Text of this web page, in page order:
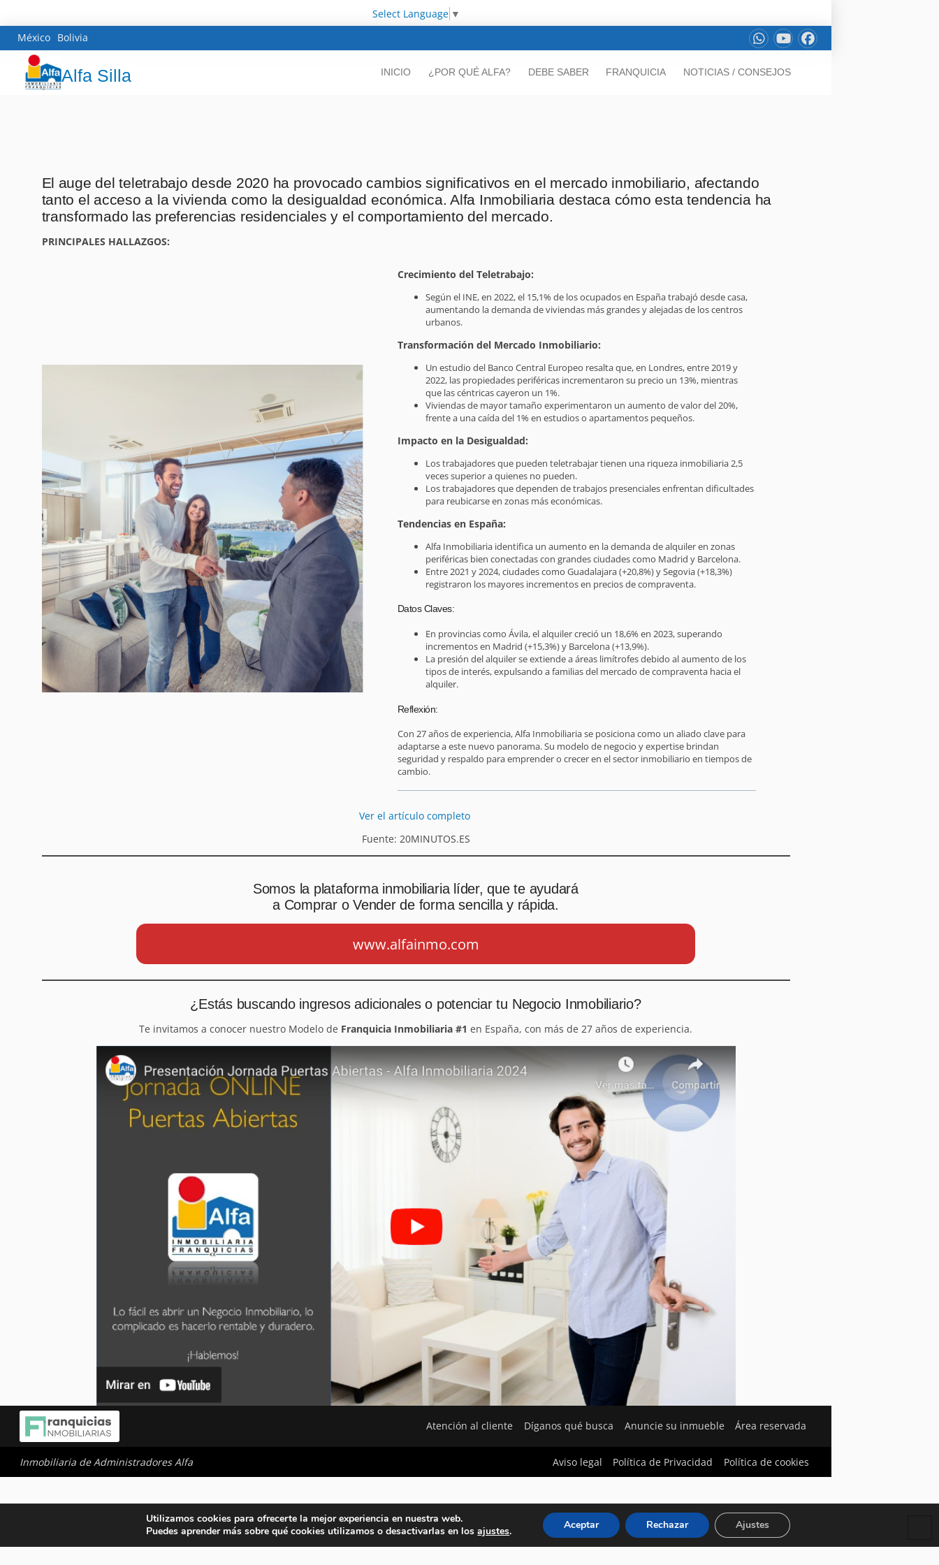
Select Language ▼
México Bolivia
Alfa Silla INICIO ¿POR QUÉ ALFA? DEBE SABER FRANQUICIA NOTICIAS / CONSEJOS
El auge del teletrabajo desde 2020 ha provocado cambios significativos en el mercado inmobiliario, afectando
tanto el acceso a la vivienda como la desigualdad económica. Alfa Inmobiliaria destaca cómo esta tendencia ha
transformado las preferencias residenciales y el comportamiento del mercado.
PRINCIPALES HALLAZGOS:
Crecimiento del Teletrabajo:
Según el INE, en 2022, el 15,1% de los ocupados en España trabajó desde casa,
aumentando la demanda de viviendas más grandes y alejadas de los centros
urbanos.
Transformación del Mercado Inmobiliario:
Un estudio del Banco Central Europeo resalta que, en Londres, entre 2019 y
2022, las propiedades periféricas incrementaron su precio un 13%, mientras
que las céntricas cayeron un 1%.
Viviendas de mayor tamaño experimentaron un aumento de valor del 20%,
frente a una caída del 1% en estudios o apartamentos pequeños.
Impacto en la Desigualdad:
Los trabajadores que pueden teletrabajar tienen una riqueza inmobiliaria 2,5
veces superior a quienes no pueden.
Los trabajadores que dependen de trabajos presenciales enfrentan dificultades
para reubicarse en zonas más económicas.
Tendencias en España:
Alfa Inmobiliaria identifica un aumento en la demanda de alquiler en zonas
periféricas bien conectadas con grandes ciudades como Madrid y Barcelona.
Entre 2021 y 2024, ciudades como Guadalajara (+20,8%) y Segovia (+18,3%)
registraron los mayores incrementos en precios de compraventa.
Datos Claves:
En provincias como Ávila, el alquiler creció un 18,6% en 2023, superando
incrementos en Madrid (+15,3%) y Barcelona (+13,9%).
La presión del alquiler se extiende a áreas limítrofes debido al aumento de los
tipos de interés, expulsando a familias del mercado de compraventa hacia el
alquiler.
Reflexión:
Con 27 años de experiencia, Alfa Inmobiliaria se posiciona como un aliado clave para
adaptarse a este nuevo panorama. Su modelo de negocio y expertise brindan
seguridad y respaldo para emprender o crecer en el sector inmobiliario en tiempos de
cambio.
Ver el artículo completo
Fuente: 20MINUTOS.ES
Somos la plataforma inmobiliaria líder, que te ayudará
a Comprar o Vender de forma sencilla y rápida.
www.alfainmo.com
¿Estás buscando ingresos adicionales o potenciar tu Negocio Inmobiliario?
Te invitamos a conocer nuestro Modelo de Franquicia Inmobiliaria #1 en España, con más de 27 años de experiencia.
Atención al cliente Díganos qué busca Anuncie su inmueble Área reservada
Inmobiliaria de Administradores Alfa Aviso legal Política de Privacidad Política de cookies
Utilizamos cookies para ofrecerte la mejor experiencia en nuestra web.
Puedes aprender más sobre qué cookies utilizamos o desactivarlas en losajustes. Aceptar Rechazar Ajustes